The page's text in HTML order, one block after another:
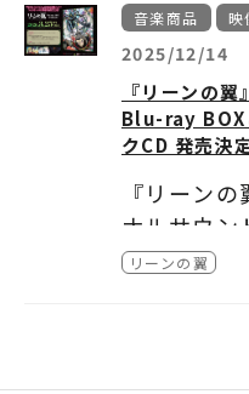
15. 〈智〉 天
16. ナスティ・
17. Faraway /
13. 悲～戦い
14. 危～毒魔将
15. 闘～妖邪城
16. 転～武装
17. 燃～鎧の力
18. 望～継げし
20. 結～終末
ジ・ヴァージ
10. 新たなる
ジ・ヴァージョ
11. 束の間の
ージョン〉
12. やさしき
13. 導びく者
15. 決死行妖
16. 戦いの終焉
17. BE FREE
10. 光輪
11. 天空
12. 精霊の土地
13. 幻視行
14. 烈火
15. 金剛
17. ムカラの
18. 休日
19. 太陽神
20. アフリカの
08. 無常の月
09. 闇よ落ちる
10. 白夜
11. 消失点
12. 巡礼
13. 終章
15. ミッド
ersion
された20周年
ぷりと伺って
現在各ストア
え、お買い求
9140
○アニメイト
音楽商品 映
2025/12/14
『リーンの
Blu-ray BOX
クCD 発売決
『リーン
ナルサウン
アニメ化20周
作の初Blu-ray
ープニング映
リーンの
リーンの翼